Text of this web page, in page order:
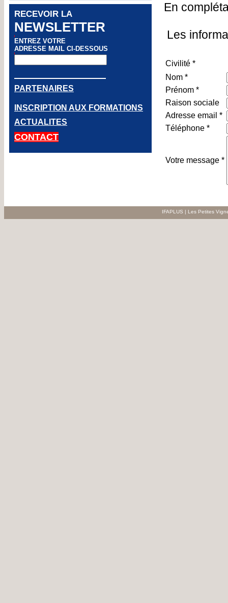
RECEVOIR LA
NEWSLETTER
ENTREZ VOTRE
ADRESSE MAIL CI-DESSOUS
PARTENAIRES
INSCRIPTION AUX FORMATIONS
ACTUALITES
CONTACT
En
Les
Civilité *
Nom *
Prénom *
Raison sociale
Adresse email *
Téléphone *
Votre message *
IFAPLUS | Les Petites